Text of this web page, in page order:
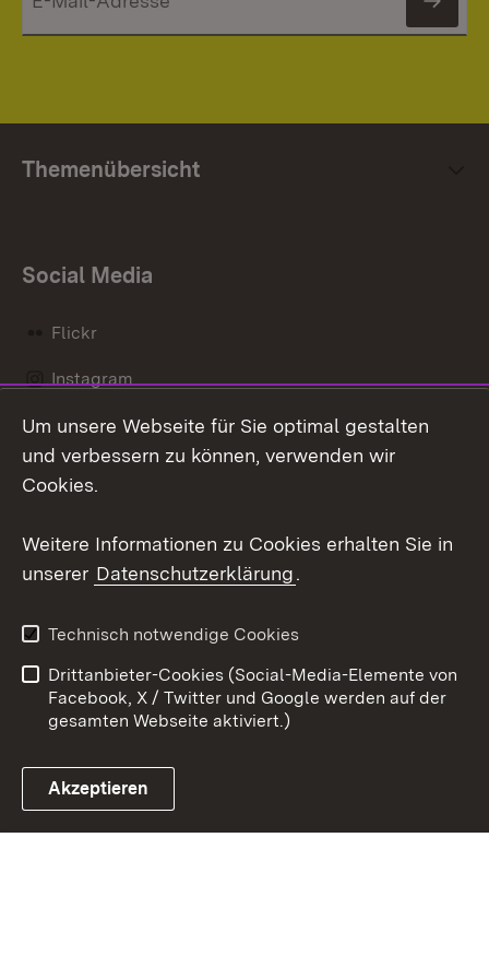
Themenübersicht
Social Media
Flickr
Instagram
Social Wall
Link zum Landesportal
Barrierefreiheit
Benutzungshinweise
Impressum
Cookies
Um unsere Webseite für Sie optimal gestalten
und verbessern zu können, verwenden wir
Cookies.
Weitere Informationen zu Cookies erhalten Sie in
unserer Datenschutzerklärung.
Technisch notwendige Cookies
Drittanbieter-Cookies (Social-Media-Elemente von
Facebook, X / Twitter und Google werden auf der
gesamten Webseite aktiviert.)
Akzeptieren